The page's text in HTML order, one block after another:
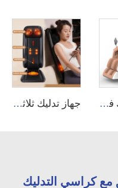
كرسي تدليك فاخر كهربائي مع وظيفة العناية بالأظافر وكرسي سبا عصري لتجميل الأقدام، كرسي تدليك للصحة وتخفيف الآلام للساقين جهاز تدليك ثلاثي الوظائف للظهر والرقبة بنظام الشياتسو مع تدفئة مريحة، آلة تدليك
مع كراسي التدليك